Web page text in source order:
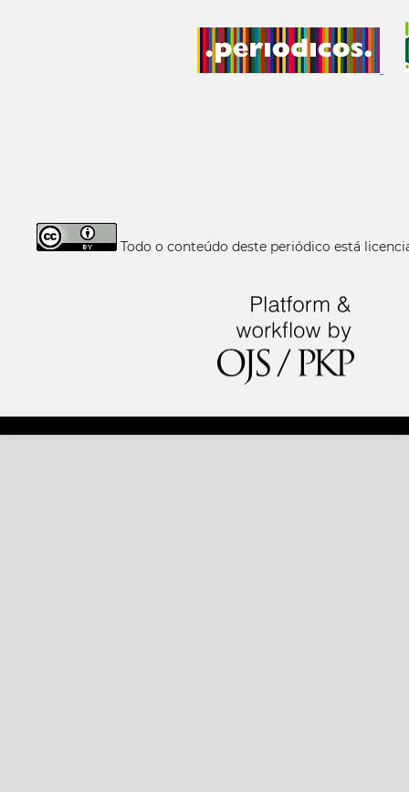
Todo o conteúdo deste periódico está